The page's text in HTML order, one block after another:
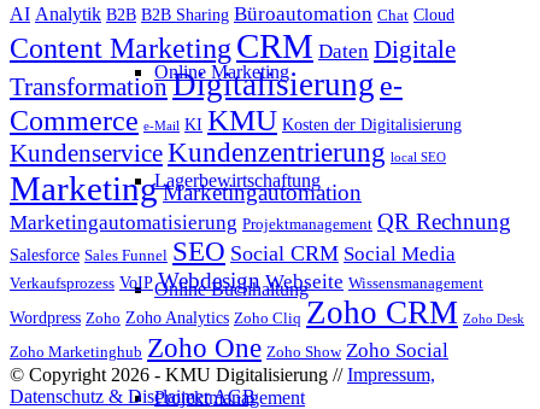
Online Marketing
Lagerbewirtschaftung
Online Buchhaltung
Projektmanagement
AI Analytik B2B B2B Sharing Büroautomation Chat Cloud
Content Marketing CRM Daten Digitale
TransformationDigitalisierung e-
Commerce e-Mail KI KMU Kosten der Digitalisierung
KundenserviceKundenzentrierung local SEO
MarketingMarketingautomation
Marketingautomatisierung Projektmanagement QR Rechnung
Salesforce Sales Funnel SEO Social CRM Social Media
Verkaufsprozess VoIP Webdesign Webseite Wissensmanagement
Wordpress Zoho Zoho Analytics Zoho Cliq Zoho CRM Zoho Desk
Zoho Marketinghub Zoho One Zoho Show Zoho Social
© Copyright 2026 - KMU Digitalisierung //Impressum,
Datenschutz & DisclaimerAGB